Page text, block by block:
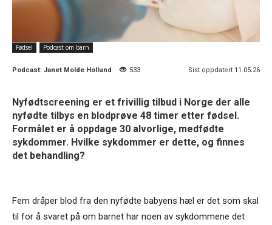
Fødsel Podcast om barn
Podcast: Janet Molde Hollund 533 Sist oppdatert 11.05.26
Nyfødtscreening er et frivillig tilbud i Norge der alle
nyfødte tilbys en blodprøve 48 timer etter fødsel.
Formålet er å oppdage 30 alvorlige, medfødte
sykdommer. Hvilke sykdommer er dette, og finnes
det behandling?
Fem dråper blod fra den nyfødte babyens hæl er det som skal
til for å svaret på om barnet har noen av sykdommene det